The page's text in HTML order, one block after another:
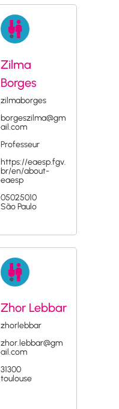
Zilma
Borges
zilmaborges
borgeszilma@gm
ail.com
Professeur
https://eaesp.fgv.
br/en/about-
eaesp
05025010
São Paulo
Zhor Lebbar
zhorlebbar
zhor.lebbar@gm
ail.com
31300
toulouse